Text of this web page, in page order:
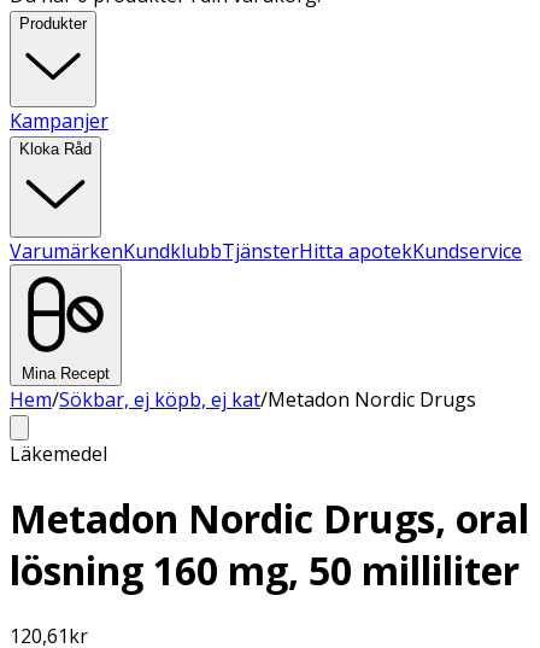
Produkter
Kampanjer
Kloka Råd
VarumärkenKundklubbTjänsterHitta apotekKundservice
Mina Recept
Hem/Sökbar, ej köpb, ej kat/Metadon Nordic Drugs
Läkemedel
Metadon Nordic Drugs, oral
lösning 160 mg, 50 milliliter
120,61kr